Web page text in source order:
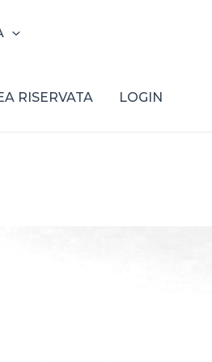
RISERVATA LOGIN